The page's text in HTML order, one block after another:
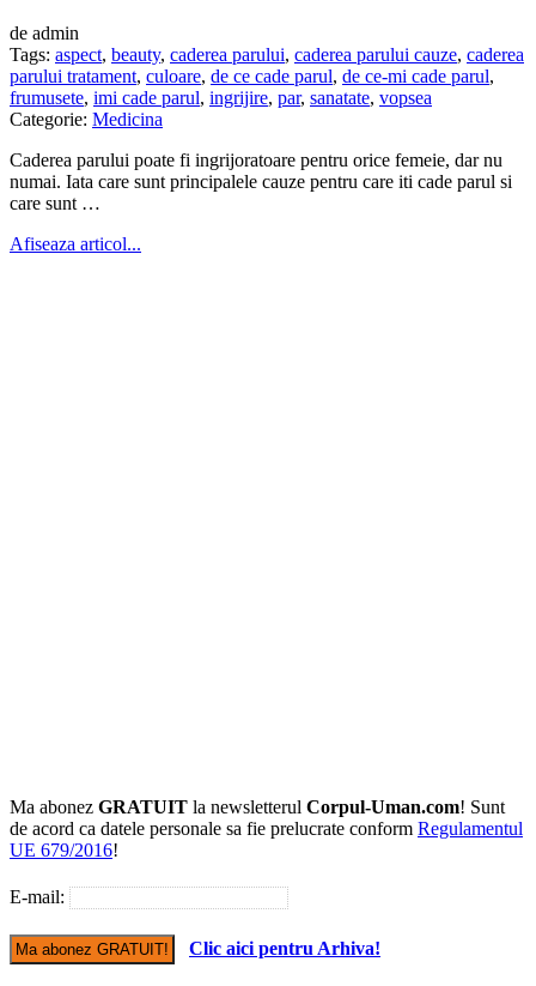
de admin
Tags: aspect, beauty, caderea parului, caderea parului cauze, caderea
parului tratament, culoare, de ce cade parul, de ce-mi cade parul,
frumusete, imi cade parul, ingrijire, par, sanatate, vopsea
Categorie: Medicina
Caderea parului poate fi ingrijoratoare pentru orice femeie, dar nu
numai. Iata care sunt principalele cauze pentru care iti cade parul si
care sunt …
Afiseaza articol...
Ma abonez GRATUIT la newsletterul Corpul-Uman.com! Sunt
de acord ca datele personale sa fie prelucrate conform Regulamentul
UE 679/2016!
E-mail:
Clic aici pentru Arhiva!